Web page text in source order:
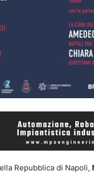
Repubblica di Napoli,